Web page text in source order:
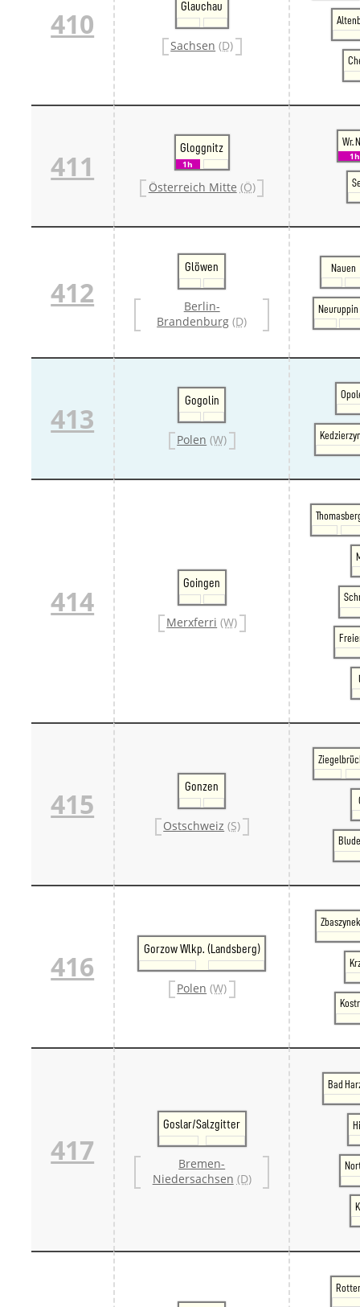
410
Glauchau
Sachsen (D)
411
Gloggnitz
1h
Österreich Mitte (Ö)
Wr.
1h
412
Glöwen
Berlin-
Brandenburg (D)
Nauen
Neuruppin
413
Gogolin
Polen (W)
414
Goingen
Merxferri (W)
415
Gonzen
Ostschweiz (S)
416
Gorzow Wlkp. (Landsberg)
Polen (W)
417
Goslar/Salzgitter
Bremen-
Niedersachsen (D)
Bad